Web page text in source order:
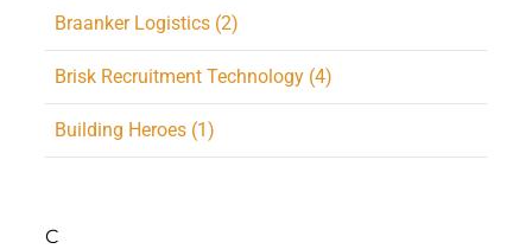
Braanker Logistics (2)
Brisk Recruitment Technology (4)
Building Heroes (1)
C